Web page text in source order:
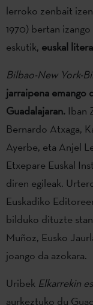
lerroko zenbait
1970) bertan
eskutik, euskal
Bilbao-New York-
jarraipena emango
Guadalajaran. Iban
Bernardo Atxaga,
Ayerbe, eta Anjel
Etxepare Euskal
diren egileak.
Euskadiko
bilduko dituzte
Muñoz, Eusko
joango da azokara.
Uribek Elkarrekin
aurkeztuko du